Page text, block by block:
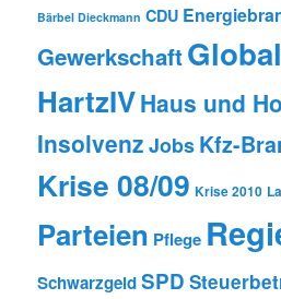
Bärbel Dieckmann CDU
Gewerkschaft
HartzIVHaus und
Insolvenz Jobs Kfz-
Krise 08/09 Krise 2010
Parteien Pflege
SchwarzgeldSPD